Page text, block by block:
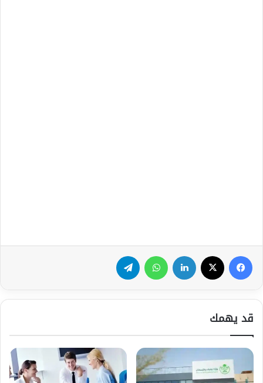
فيسبوك لينكدإن واتساب
قد يهمك